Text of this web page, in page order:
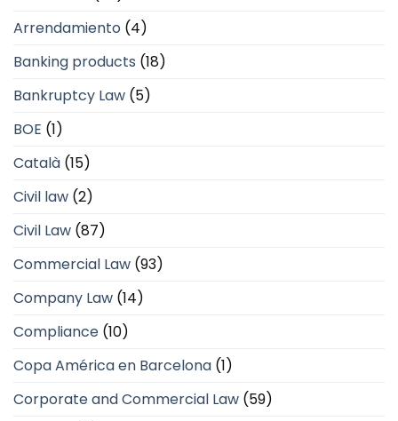
Arrendamiento (4)
Banking products (18)
Bankruptcy Law (5)
BOE (1)
Català (15)
Civil law (2)
Civil Law (87)
Commercial Law (93)
Company Law (14)
Compliance (10)
Copa América en Barcelona (1)
Corporate and Commercial Law (59)